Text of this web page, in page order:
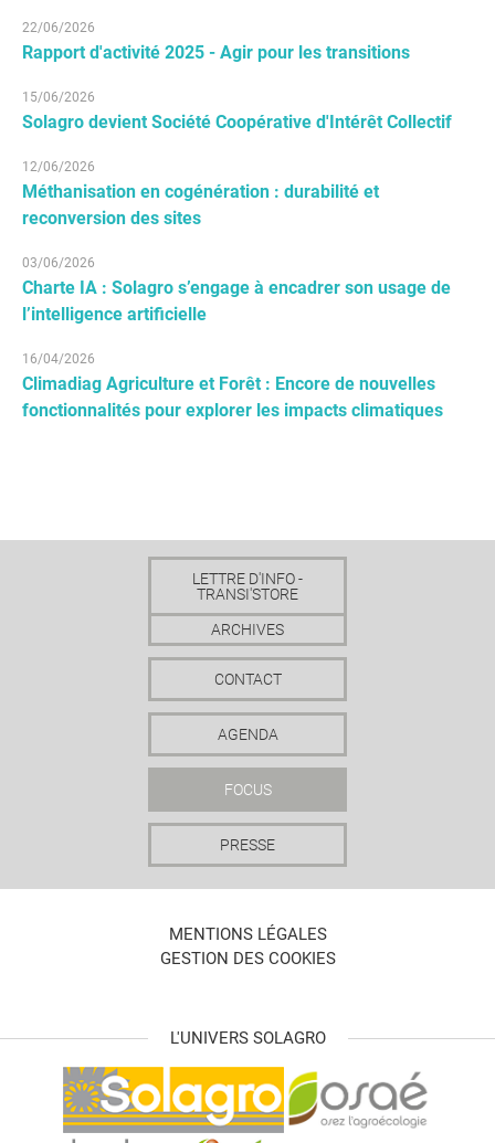
22/06/2026
Rapport d'activité 2025 - Agir pour les transitions
15/06/2026
Solagro devient Société Coopérative d'Intérêt Collectif
12/06/2026
Méthanisation en cogénération : durabilité et
reconversion des sites
03/06/2026
Charte IA : Solagro s’engage à encadrer son usage de
l’intelligence artificielle
16/04/2026
Climadiag Agriculture et Forêt : Encore de nouvelles
fonctionnalités pour explorer les impacts climatiques
LETTRE D'INFO -
TRANSI'STORE
ARCHIVES
CONTACT
AGENDA
FOCUS
PRESSE
MENTIONS LÉGALES
GESTION DES COOKIES
L'UNIVERS SOLAGRO